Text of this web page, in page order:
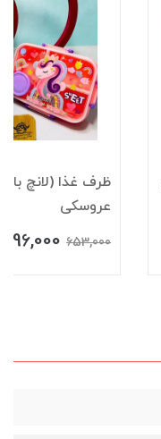
ظرف غذا (لانچ
عروسکی
653,000
596,000